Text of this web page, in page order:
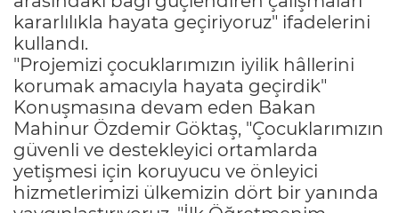
kararlılıkla hayata geçiriyoruz" ifadelerini
kullandı.
"Projemizi çocuklarımızın iyilik hâllerini
korumak amacıyla hayata geçirdik"
Konuşmasına devam eden Bakan
Mahinur Özdemir Göktaş, "Çocuklarımızın
güvenli ve destekleyici ortamlarda
yetişmesi için koruyucu ve önleyici
hizmetlerimizi ülkemizin dört bir yanında